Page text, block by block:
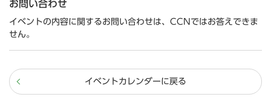
お問い合わせ
イベントの内容に関するお問い合わせは、CCNではお答えできま
せん。
イベントカレンダーに戻る